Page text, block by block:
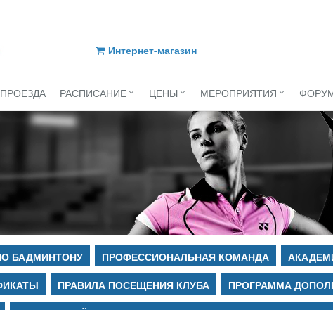
Интернет-магазин
РАСПИСАНИЕ ЦЕНЫ МЕРОПРИЯТИЯ
БАДМИНТОНУ ПРОФЕССИОНАЛЬНАЯ КОМАНДА
ПРАВИЛА ПОСЕЩЕНИЯ КЛУБА
ПРОГРАММА